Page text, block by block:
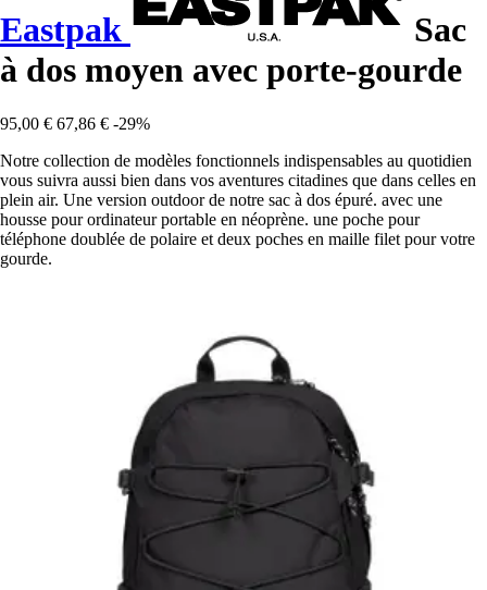
Eastpak
Sac
à dos moyen avec porte-gourde
95,00 € 67,86 € -29%
Notre collection de modèles fonctionnels indispensables au quotidien
vous suivra aussi bien dans vos aventures citadines que dans celles en
plein air. Une version outdoor de notre sac à dos épuré. avec une
housse pour ordinateur portable en néoprène. une poche pour
téléphone doublée de polaire et deux poches en maille filet pour votre
gourde.